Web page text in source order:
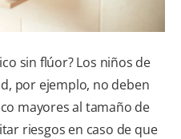
sin flúor? Los niños de
por ejemplo, no deben
mayores al tamaño de
riesgos en caso de que